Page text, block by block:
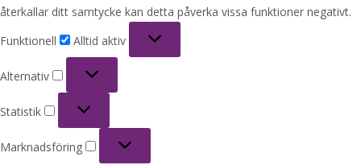
återkallar ditt samtycke kan detta påverka vissa funktioner negativt.
Funktionell
Alltid aktiv
Alternativ
Statistik
Marknadsföring